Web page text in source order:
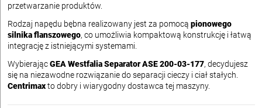
przetwarzanie produktów.
Rodzaj napędu bębna realizowany jest za pomocą pionowego
silnika flanszowego, co umożliwia kompaktową konstrukcję i łatwą
integrację z istniejącymi systemami.
WybierającGEA Westfalia Separator ASE 200-03-177, decydujesz
się na niezawodne rozwiązanie do separacji cieczy i ciał stałych.
Centrimaxto dobry i wiarygodny dostawca tej maszyny.